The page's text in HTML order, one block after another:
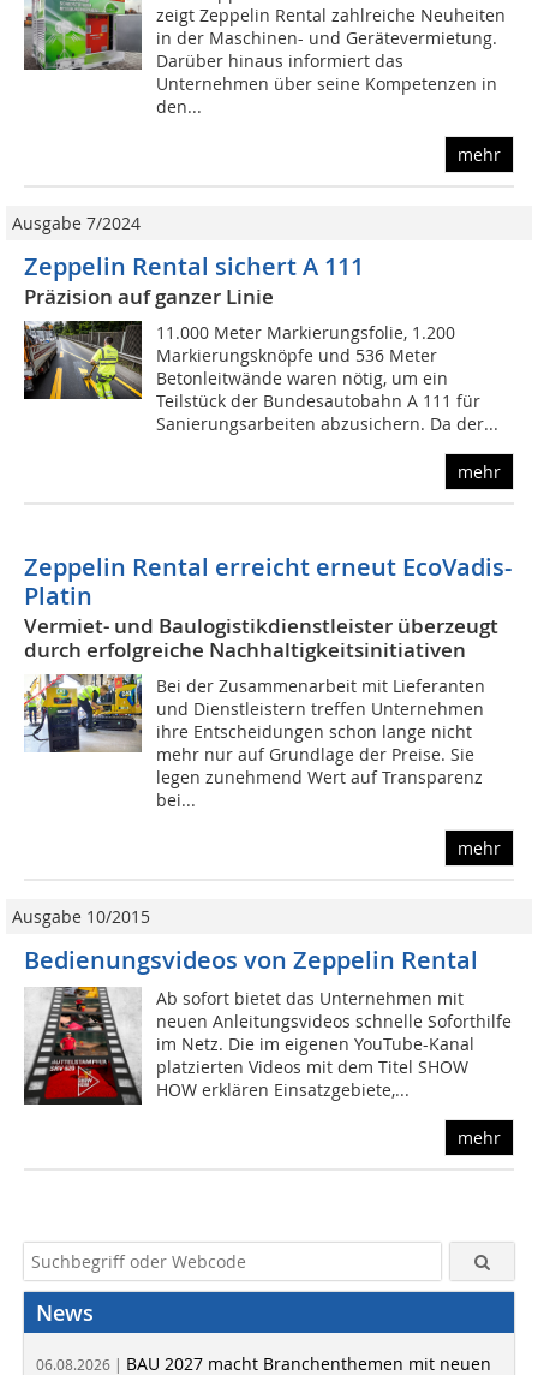
zeigt Zeppelin Rental zahlreiche Neuheiten
in der Maschinen- und Gerätevermietung.
Darüber hinaus informiert das
Unternehmen über seine Kompetenzen in
den...
mehr
Ausgabe 7/2024
Zeppelin Rental sichert A 111
Präzision auf ganzer Linie
11.000 Meter Markierungsfolie, 1.200
Markierungsknöpfe und 536 Meter
Betonleitwände waren nötig, um ein
Teilstück der Bundesautobahn A 111 für
Sanierungsarbeiten abzusichern. Da der...
mehr
Zeppelin Rental erreicht erneut EcoVadis-
Platin
Vermiet- und Baulogistikdienstleister überzeugt
durch erfolgreiche Nachhaltigkeitsinitiativen
Bei der Zusammenarbeit mit Lieferanten
und Dienstleistern treffen Unternehmen
ihre Entscheidungen schon lange nicht
mehr nur auf Grundlage der Preise. Sie
legen zunehmend Wert auf Transparenz
bei...
mehr
Ausgabe 10/2015
Bedienungsvideos von Zeppelin Rental
Ab sofort bietet das Unternehmen mit
neuen Anleitungsvideos schnelle Soforthilfe
im Netz. Die im eigenen YouTube-Kanal
platzierten Videos mit dem Titel SHOW
HOW erklären Einsatzgebiete,...
mehr
News
06.08.2026 | BAU 2027 macht Branchenthemen mit neuen